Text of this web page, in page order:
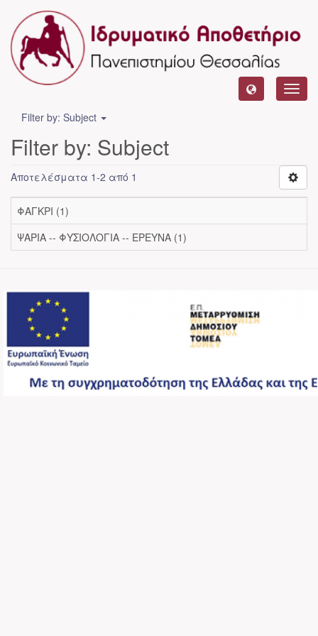
Filter by: Subject
Filter by: Subject
Αποτελέσματα 1-2 από 1
ΦΑΓΚΡΙ (1)
ΨΑΡΙΑ -- ΦΥΣΙΟΛΟΓΙΑ -- ΕΡΕΥΝΑ (1)